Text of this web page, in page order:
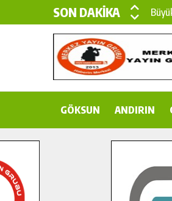
SON DAKİKA
İlçe
GÖKSUN ANDIRIN